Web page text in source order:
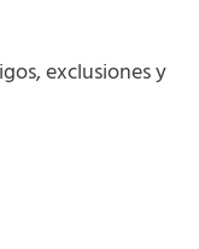
exclusiones y